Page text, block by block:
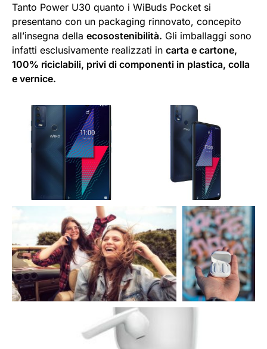
Tanto Power U30 quanto i WiBuds Pocket si
presentano con un packaging rinnovato, concepito
all’insegna della ecosostenibilità. Gli imballaggi sono
infatti esclusivamente realizzati in carta e cartone,
100% riciclabili, privi di componenti in plastica, colla
e vernice.